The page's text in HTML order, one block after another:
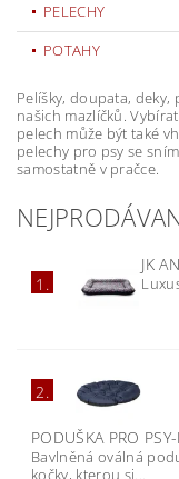
PELECHY
POTAHY
Pelíšky, doupata,
našich mazlíčků.
pelech může být také
pelechy pro psy se
samostatně v pračce.
1.
JK
2.
PODUŠKA PRO
Bavlněná oválná
kočky, kterou si...